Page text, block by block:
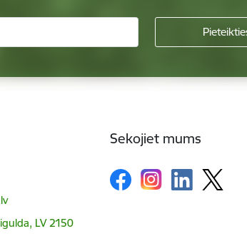
LV 2150
Sekojiet mums